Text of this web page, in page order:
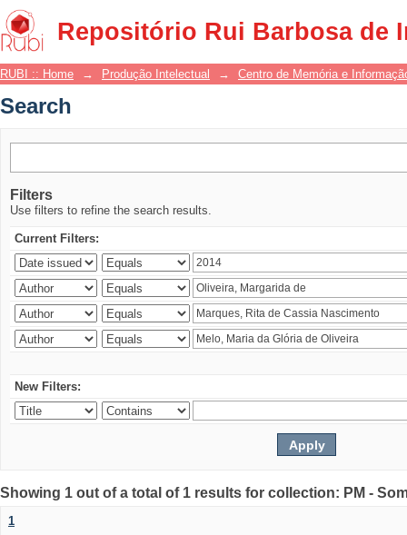
Repositório Rui Barbosa de
Search
RUBI :: Home → Produção Intelectual → Centro de Memória e
Search
Filters
Use filters to refine the search results.
Current Filters:
New Filters:
Showing 1 out of a total of 1 results for collection: PM -
1